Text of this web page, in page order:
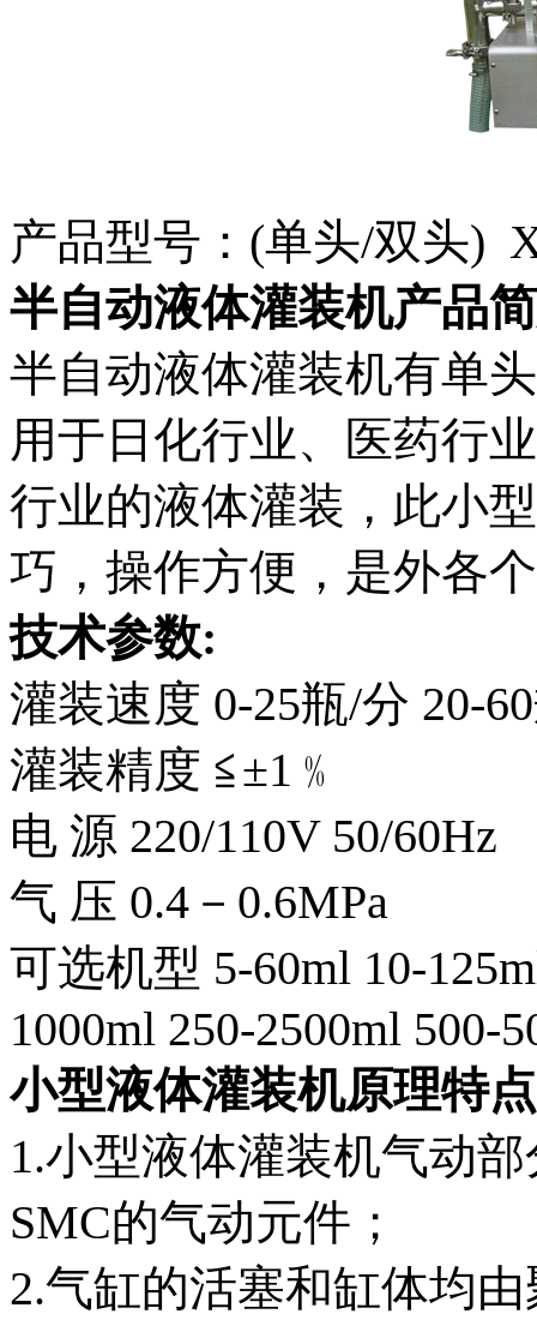
产品型号：(单头/双头)
半自动液体灌装机产品
半自动液体灌装机有单
用于日化行业、医药行
行业的液体灌装，此小
巧，操作方便，是外各
技术参数:
灌装速度 0-25瓶/分 20-
灌装精度 ≦±1﹪
电 源 220/110V 50/60Hz
气 压 0.4－0.6MPa
可选机型 5-60ml 10-
1000ml 250-2500ml 500-
小型液体灌装机原理特
1.小型液体灌装机气动
SMC的气动元件；
2.气缸的活塞和缸体均